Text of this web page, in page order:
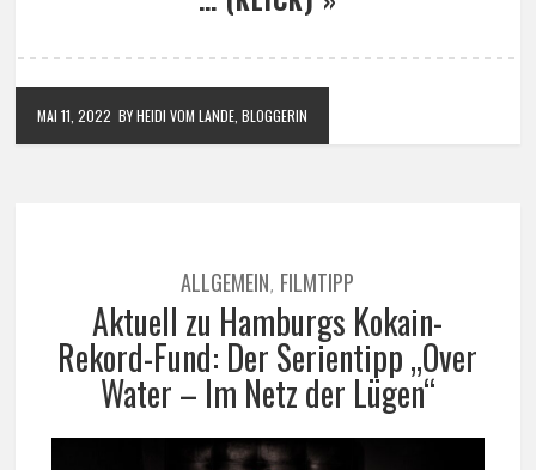
MAI 11, 2022 BY HEIDI VOM LANDE, BLOGGERIN
ALLGEMEIN, FILMTIPP
Aktuell zu Hamburgs Kokain-
Rekord-Fund: Der Serientipp „Over
Water – Im Netz der Lügen“